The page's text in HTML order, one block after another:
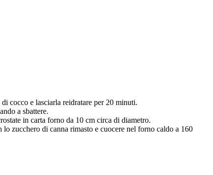
cocco e lasciarla reidratare per 20 minuti.
a sbattere.
in carta forno da 10 cm circa di diametro.
zucchero di canna rimasto e cuocere nel forno caldo a 160